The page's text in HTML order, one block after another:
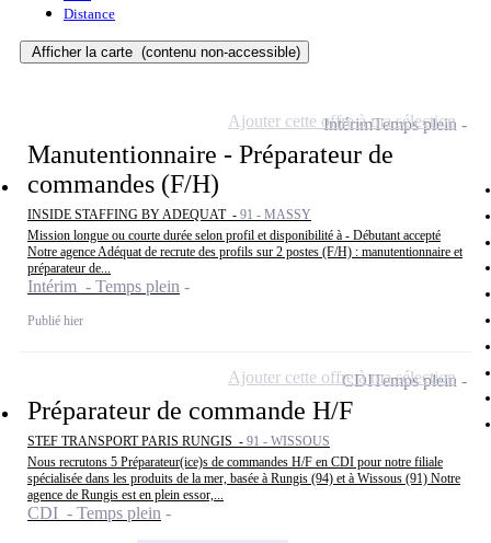
Distance
Afficher la carte (contenu non-accessible)
Manutentionnaire - Préparateur de
commandes (F/H)
INSIDE STAFFING BY ADEQUAT - 91 - MASSY
Mission longue ou courte durée selon profil et disponibilité à - Débutant accepté
Notre agence Adéquat de recrute des profils sur 2 postes (F/H) : manutentionnaire et
préparateur de...
Intérim - Temps plein
Publié hier
IntérimTemps plein
Ajouter cette offre à ma sélection
Préparateur de commande H/F
STEF TRANSPORT PARIS RUNGIS - 91 - WISSOUS
Nous recrutons 5 Préparateur(ice)s de commandes H/F en CDI pour notre filiale
spécialisée dans les produits de la mer, basée à Rungis (94) et à Wissous (91) Notre
agence de Rungis est en plein essor,...
CDI - Temps plein
CDITemps plein
Ajouter cette offre à ma sélection